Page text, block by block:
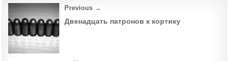
Post
navigation
Previous →
Двенадцать патронов к кортику